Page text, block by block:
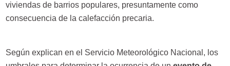
viviendas de barrios populares, presuntamente como
consecuencia de la calefacción precaria.
Según explican en el Servicio Meteorológico Nacional, los